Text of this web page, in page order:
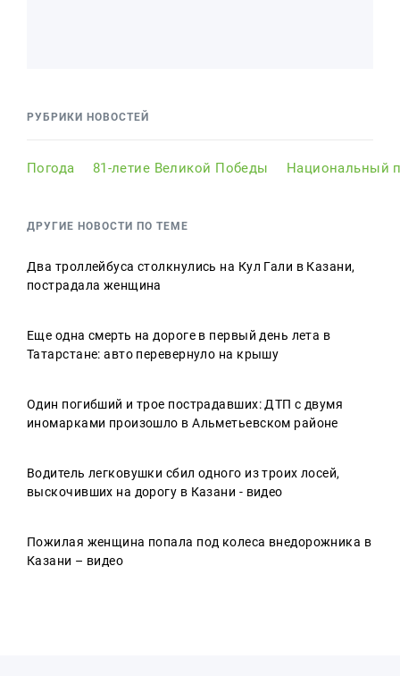
РУБРИКИ НОВОСТЕЙ
Погода 81-летие Великой Победы Национальный
ДРУГИЕ НОВОСТИ ПО ТЕМЕ
Два троллейбуса столкнулись на Кул Гали в Казани,
пострадала женщина
Еще одна смерть на дороге в первый день лета в
Татарстане: авто перевернуло на крышу
Один погибший и трое пострадавших: ДТП с двумя
иномарками произошло в Альметьевском районе
Водитель легковушки сбил одного из троих лосей,
выскочивших на дорогу в Казани - видео
Пожилая женщина попала под колеса внедорожника в
Казани – видео